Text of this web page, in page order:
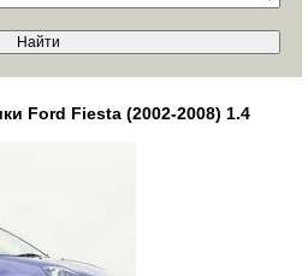
Ford Fiesta (2002-2008) 1.4